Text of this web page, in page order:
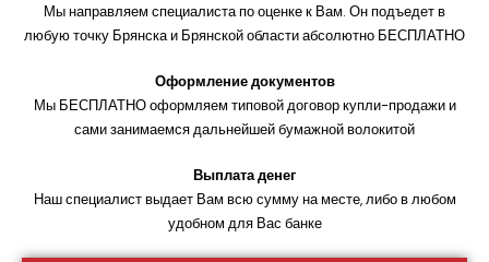
Мы направляем специалиста по оценке к Вам. Он подъедет в
любую точку Брянска и Брянской области абсолютно БЕСПЛАТНО
Оформление документов
Мы БЕСПЛАТНО оформляем типовой договор купли-продажи и
сами занимаемся дальнейшей бумажной волокитой
Выплата денег
Наш специалист выдает Вам всю сумму на месте, либо в любом
удобном для Вас банке